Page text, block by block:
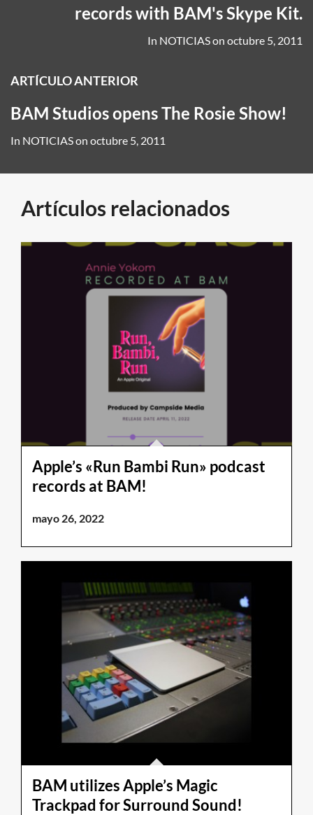
records with BAM's Skype Kit.
In NOTICIASon octubre 5, 2011
ARTÍCULO ANTERIOR
BAM Studios opens The Rosie Show!
In NOTICIASon octubre 5, 2011
Artículos relacionados
Apple’s «Run Bambi Run» podcast
records at BAM!
mayo 26, 2022
BAM utilizes Apple’s Magic
Trackpad for Surround Sound!